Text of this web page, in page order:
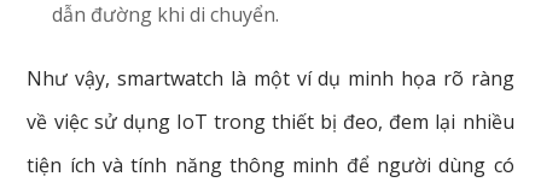
dẫn đường khi di chuyển.
Như vậy, smartwatch là một ví dụ minh họa rõ ràng
về việc sử dụng IoT trong thiết bị đeo, đem lại nhiều
tiện ích và tính năng thông minh để người dùng có